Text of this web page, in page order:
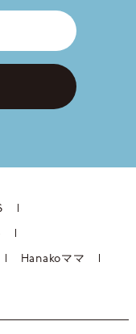
Hanakoママ